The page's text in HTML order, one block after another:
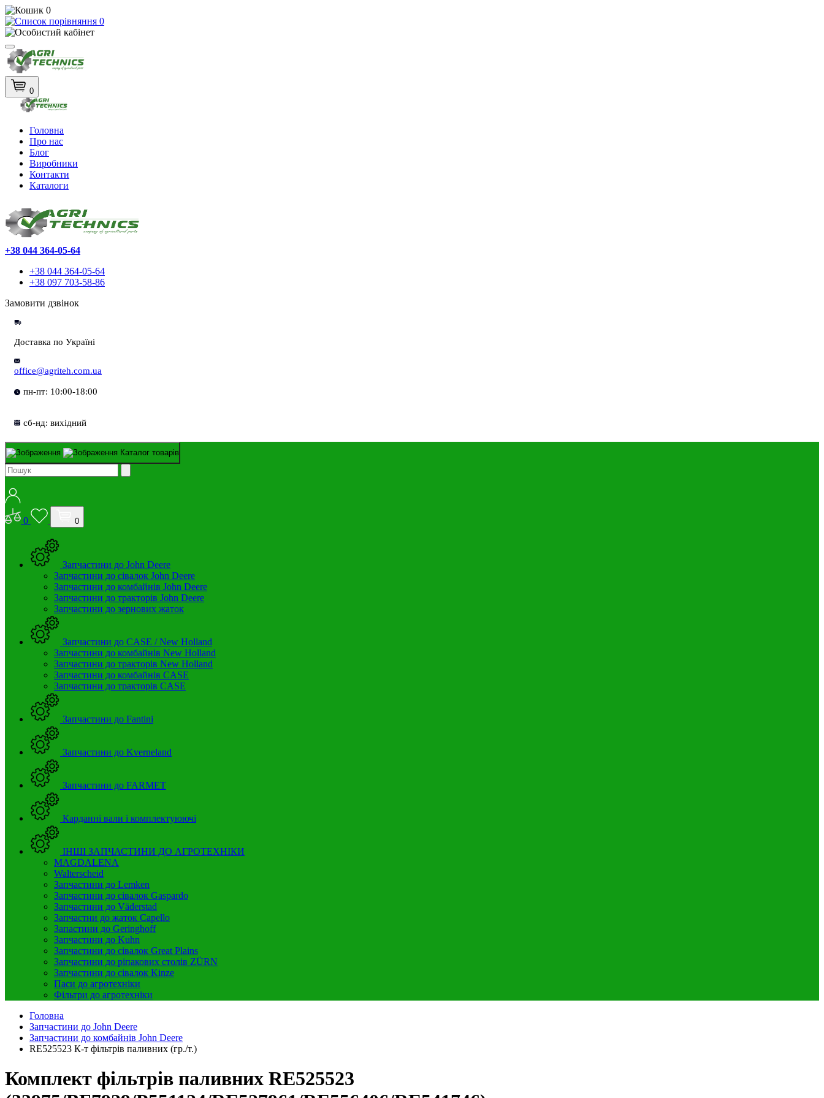
0
0
0
Головна
Про нас
Блог
Виробники
Контакти
Каталоги
+38 044 364-05-64
+38 044 364-05-64
+38 097 703-58-86
Замовити дзвінок
Доставка по Україні
office@agriteh.com.ua
пн-пт: 10:00-18:00
сб-нд: вихідний
Каталог товарів
0 0
Запчастини до John Deere
Запчастини до сівалок John Deere
Запчастини до комбайнів John Deere
Запчастини до тракторів John Deere
Запчастини до зернових жаток
Запчастини до CASE / New Holland
Запчастини до комбайнів New Holland
Запчастини до тракторів New Holland
Запчастини до комбайнів CASE
Запчастини до тракторів CASE
Запчастини до Fantini
Запчастини до Kverneland
Запчастини до FARMET
Карданні вали і комплектуюючі
ІНШІ ЗАПЧАСТИНИ ДО АГРОТЕХНІКИ
MAGDALENA
Walterscheid
Запчастини до Lemken
Запчастини до сівалок Gaspardo
Запчастини до Väderstad
Запчастни до жаток Capello
Запастини до Geringhoff
Запчастини до Kuhn
Запчастини до сівалок Great Plains
Запчастини до ріпакових столів ZÜRN
Запчастини до сівалок Kinze
Паси до агротехніки
Фільтри до агротехніки
Головна
Запчастини до John Deere
Запчастини до комбайнів John Deere
RE525523 К-т фільтрів паливних (гр./т.)
Комплект фільтрів паливних RE525523